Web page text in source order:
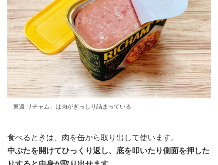
「東遠 リチャム」は肉がぎっしり詰まっている
食べるときは、肉を缶から取り出して使います。
中ぶたを開けてひっくり返し、底を叩いたり側面を押した